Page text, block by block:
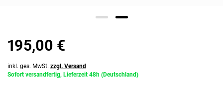
195,00 €
inkl. ges. MwSt. zzgl. Versand
Sofort versandfertig, Lieferzeit 48h (Deutschland)